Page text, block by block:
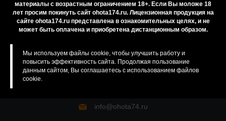
материалы с возрастным ограничением 18+. Если Вы моложе 18
лет просим покинуть сайт ohota174.ru. Лицензионная продукция на
сайте ohota174.ru представлена в ознакомительных целях, и не
может быть оплачена и приобретена дистанционным образом.
Мы используем файлы cookie, чтобы улучшить работу и
повысить эффективность сайта. Продолжая пользование
данным сайтом, Вы соглашаетесь с использованием файлов
cookie.
Бренды
Карта сайта
info@ohota74.ru